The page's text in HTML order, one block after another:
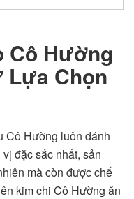
Cô Hường
Lựa Chọn
Cô Hường luôn đánh
đặc sắc nhất, sản
mà còn được chế
kim chi Cô Hường ăn